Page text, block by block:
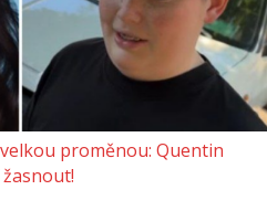
proměnou: Quentin